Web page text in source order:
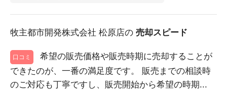
牧主都市開発株式会社 松原店の 売却スピード
口コミ
希望の販売価格や販売時期に売却することが
できたのが、一番の満足度です。 販売までの相談時
のご対応も丁寧ですし、販売開始から希望の時期...